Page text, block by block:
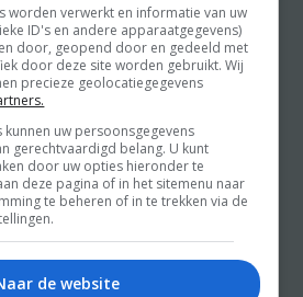
of een lekkere toet toe?
eten zonder je blind te
hypes en superfoods, die van
maken en van ons slaven van
van alles, niet meer, niet
in z’n eenvoud. Laat je gezonde
Meer heb je niet nodig.’
Meer van Food and
Friends
Shop
Friends
Kooktips
worden verwerkt en informatie van uw
ID's en andere apparaatgegevens)
door, geopend door en gedeeld met
door deze site worden gebruikt. Wij
precieze geolocatiegegevens
uw persoonsgegevens
gerechtvaardigd belang. U kunt
door uw opties hieronder te
deze pagina of in het sitemenu naar
te beheren of in te trekken via de
de website